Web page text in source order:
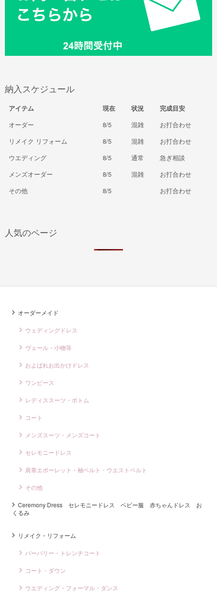
納入スケジュール
アイテム 現在 状況
完成目安
オーダー
8/5 混雑
お打合わせ
リメイク リフォーム
8/5 混雑
お打合わせ
ウエディング
8/5 通常
急ぎ相談
メンズオーダー
8/5 混雑
お打合わせ
その他
8/5 お打合わせ
人気のページ
オーダーメイド
ウェディングドレス
ヴェール・小物等
およばれお出かけドレス
ワンピース
レディススーツ・ボトム
コート
メンズスーツ・メンズコート
セレモニードレス
肩章エポーレット・袖ベルト・ウエストベルト
その他
Ceremony Dress セレモニードレス ベビー服 赤ちゃんドレス お
くるみ
リメイク・リフォーム
バーバリー・トレンチコート
コート・ダウン
ウエディング・フォーマル・ダンス